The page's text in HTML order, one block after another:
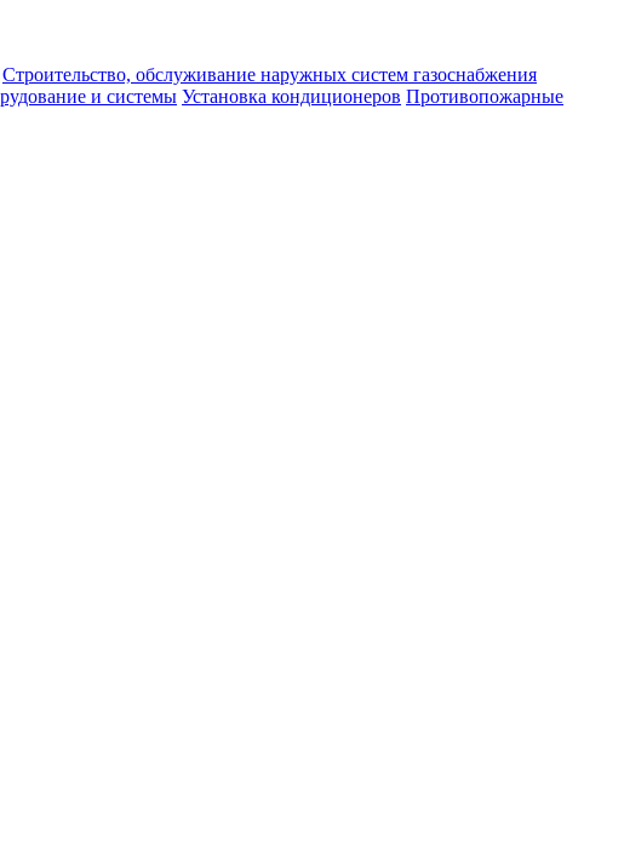
Строительство, обслуживание наружных систем газоснабжения
и системы Установка кондиционеров Противопожарные